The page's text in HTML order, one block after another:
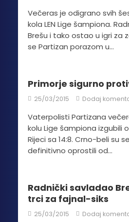
Večeras je odigrano svih
kola LEN Lige šampiona.
Brešu i tako ostao u igri za
se Partizan porazom u...
Primorje sigurno
25/03/2015 Dodaj
Vaterpolisti Partizana
kolu Lige šampiona izgubili
Rijeci sa 14:8. Crno-beli su
definitivno oprostili od...
Radnički savladao
trci za fajnal-siks
25/03/2015 Dodaj